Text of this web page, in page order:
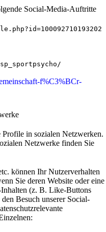
Social-Media-Auftritte
f%C3%BCr-
in sozialen Netzwerken.
Netzwerke finden Sie
können Ihr Nutzerverhalten
Sie deren Website oder eine
(z. B. Like-Buttons
Besuch unserer Social-